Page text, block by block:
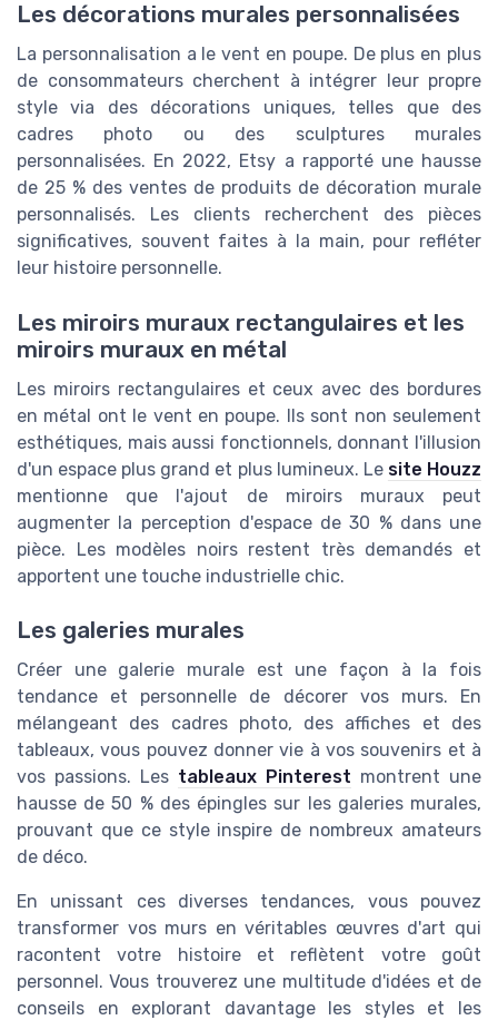
Les décorations murales personnalisées
La personnalisation a le vent en poupe. De plus en plus
de consommateurs cherchent à intégrer leur propre
style via des décorations uniques, telles que des
cadres photo ou des sculptures murales
personnalisées. En 2022, Etsy a rapporté une hausse
de 25 % des ventes de produits de décoration murale
personnalisés. Les clients recherchent des pièces
significatives, souvent faites à la main, pour refléter
leur histoire personnelle.
Les miroirs muraux rectangulaires et les
miroirs muraux en métal
Les miroirs rectangulaires et ceux avec des bordures
en métal ont le vent en poupe. Ils sont non seulement
esthétiques, mais aussi fonctionnels, donnant l'illusion
d'un espace plus grand et plus lumineux. Le site Houzz
mentionne que l'ajout de miroirs muraux peut
augmenter la perception d'espace de 30 % dans une
pièce. Les modèles noirs restent très demandés et
apportent une touche industrielle chic.
Les galeries murales
Créer une galerie murale est une façon à la fois
tendance et personnelle de décorer vos murs. En
mélangeant des cadres photo, des affiches et des
tableaux, vous pouvez donner vie à vos souvenirs et à
vos passions. Les tableaux Pinterest montrent une
hausse de 50 % des épingles sur les galeries murales,
prouvant que ce style inspire de nombreux amateurs
de déco.
En unissant ces diverses tendances, vous pouvez
transformer vos murs en véritables œuvres d'art qui
racontent votre histoire et reflètent votre goût
personnel. Vous trouverez une multitude d'idées et de
conseils en explorant davantage les styles et les